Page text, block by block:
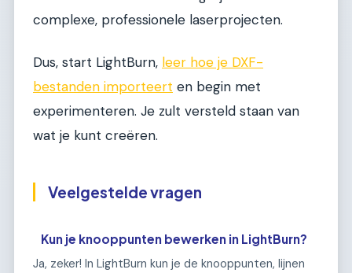
complexe, professionele laserprojecten.
Dus, start LightBurn, leer hoe je DXF-
bestanden importeert en begin met
experimenteren. Je zult versteld staan van
wat je kunt creëren.
Veelgestelde vragen
Kun je knooppunten bewerken in LightBurn?
Ja, zeker! In LightBurn kun je de knooppunten, lijnen